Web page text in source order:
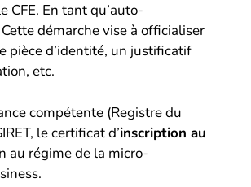
CFE. En tant qu’auto-
Cette démarche vise à officialiser
pièce d’identité, un justificatif
etc.
compétente (Registre du
le certificat d’inscription au
au régime de la micro-